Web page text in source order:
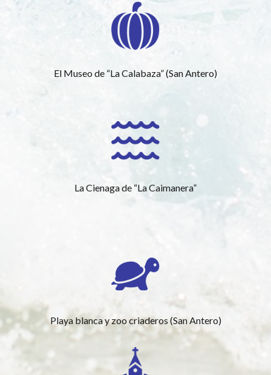
El Museo de “La Calabaza” (San Antero)
La Cienaga de “La Caimanera”
Playa blanca y zoo criaderos (San Antero)